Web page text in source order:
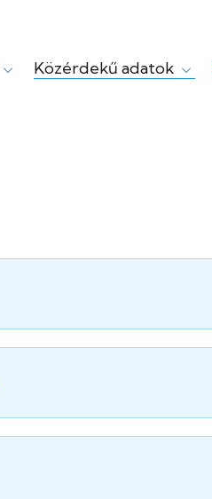
Közérdekű adatok